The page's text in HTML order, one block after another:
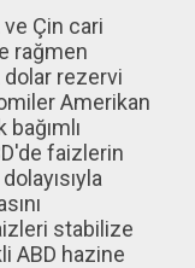
Çin cari
rağmen
rezervi
Amerikan
faizlerin
stabilize
ABD hazine